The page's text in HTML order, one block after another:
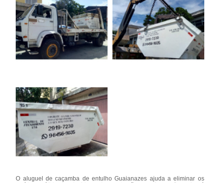
O aluguel de caçamba de entulho Guaianazes ajuda a eliminar os